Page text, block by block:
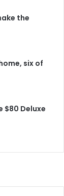
the
six of
$80 Deluxe